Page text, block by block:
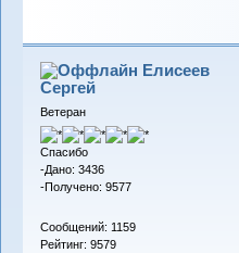
Елисеев
Сергей
Ветеран
Спасибо
-Дано: 3436
-Получено: 9577
Сообщений: 1159
Рейтинг: 9579